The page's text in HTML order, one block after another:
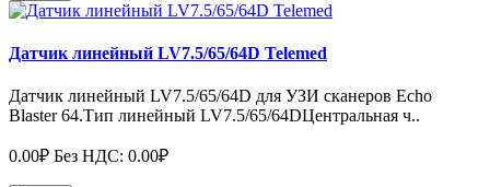
Датчик линейный LV7.5/65/64D Telemed
Датчик линейный LV7.5/65/64D для УЗИ сканеров Echo
Blaster 64.Тип линейный LV7.5/65/64DЦентральная ч..
0.00₽ Без НДС: 0.00₽